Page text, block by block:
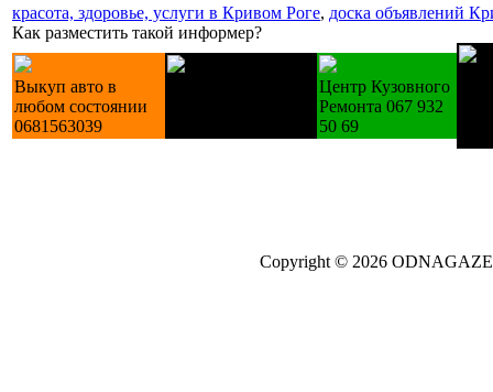
красота, здоровье, услуги в Кривом Роге, доска объявлений
Как разместить такой информер?
Выкуп авто в
любом состоянии
0681563039
Центр Кузовного
Ремонта 067 932
50 69
Copyright © 2026